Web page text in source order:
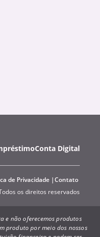
Conta Digital
de Privacidade Contato
os direitos reservados
e não oferecemos produtos
produto por meio dos nossos